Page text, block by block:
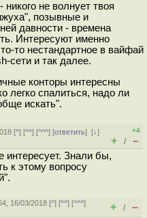
не волнует твоя
позывные и
давности - времена
Интересуют именно
то нестандартное в вайфай
сети и так далее.
конторы интересны
легко спалиться, надо ли
искать".
[^] [^^] [^^^] [ответить][↓]
+4
+ / –
интересует. Знали бы,
к этому вопросу
16/03/2018 [^] [^^] [^^^]
+ / –